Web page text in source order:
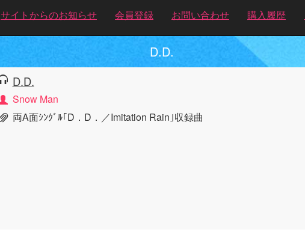
サイトからのお知らせ 会員登録 お問い合わせ 購入履歴
D.D.
D.D.
Snow Man
両A面ｼﾝｸﾞﾙ｢D．D．／Imitation Rain｣収録曲